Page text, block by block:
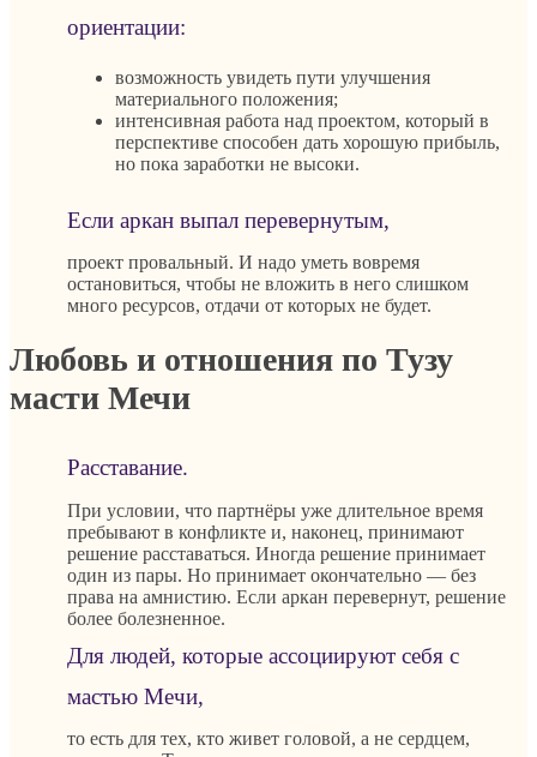
ориентации:
возможность увидеть пути улучшения
материального положения;
интенсивная работа над проектом, который в
перспективе способен дать хорошую прибыль,
но пока заработки не высоки.
Если аркан выпал перевернутым,
проект провальный. И надо уметь вовремя
остановиться, чтобы не вложить в него слишком
много ресурсов, отдачи от которых не будет.
Любовь и отношения по Тузу
масти Мечи
Расставание.
При условии, что партнёры уже длительное время
пребывают в конфликте и, наконец, принимают
решение расставаться. Иногда решение принимает
один из пары. Но принимает окончательно — без
права на амнистию. Если аркан перевернут, решение
более болезненное.
Для людей, которые ассоциируют себя с
мастью Мечи,
то есть для тех, кто живет головой, а не сердцем,